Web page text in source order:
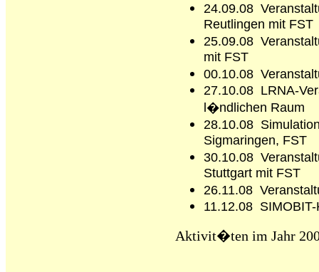
24.09.08
Reutlingen mit FST
25.09.08
mit FST
00.10.08
27.10.08 LRNA-
l�ndlichen Raum
28.10.08
Sigmaringen, FST
30.10.08
Stuttgart mit FST
26.11.08
11.12.08
Aktivit�ten im Jahr